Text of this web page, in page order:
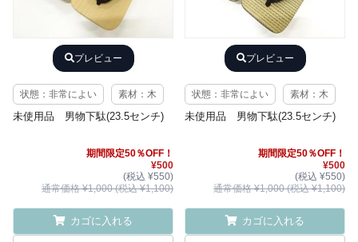
プレビュー
状態：非常によい 素材：木
未使用品 男物下駄(23.5センチ)
期間限定50％OFF！
¥500
(税込 ¥550)
通常価格 ¥1,000 (税込 ¥1,100)
カゴに入れる
プレビュー
状態：非常によい 素材：木
未使用品 男物下駄(23.5センチ)
期間限定50％OFF！
¥500
(税込 ¥550)
通常価格 ¥1,000 (税込 ¥1,100)
カゴに入れる